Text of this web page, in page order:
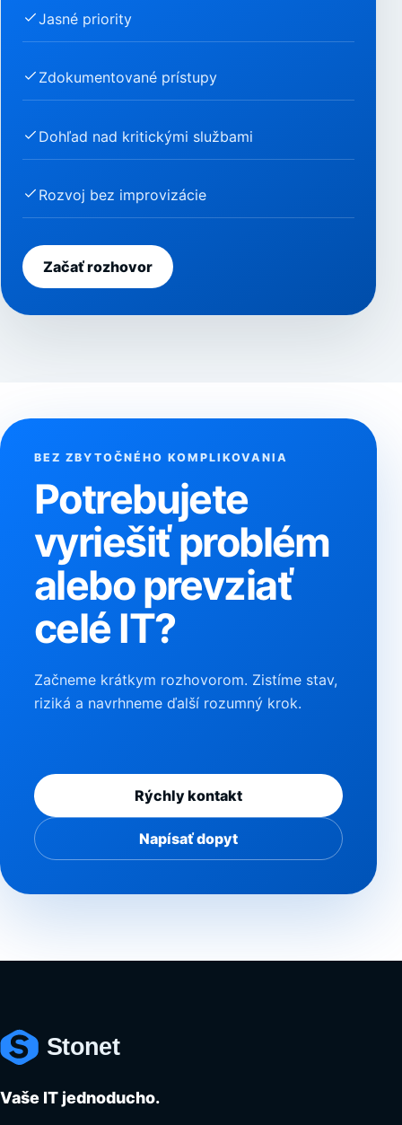
Jasné priority
Zdokumentované prístupy
Dohľad nad kritickými službami
Rozvoj bez improvizácie
Začať rozhovor
BEZ ZBYTOČNÉHO KOMPLIKOVANIA
Potrebujete
vyriešiť problém
alebo prevziať
celé IT?
Začneme krátkym rozhovorom. Zistíme stav,
riziká a navrhneme ďalší rozumný krok.
Rýchly kontakt
Napísať dopyt
Vaše IT jednoducho.